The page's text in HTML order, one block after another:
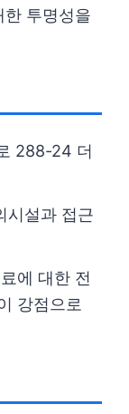
한 투명성을
288-24 더
시설과 접근
에 대한 전
강점으로